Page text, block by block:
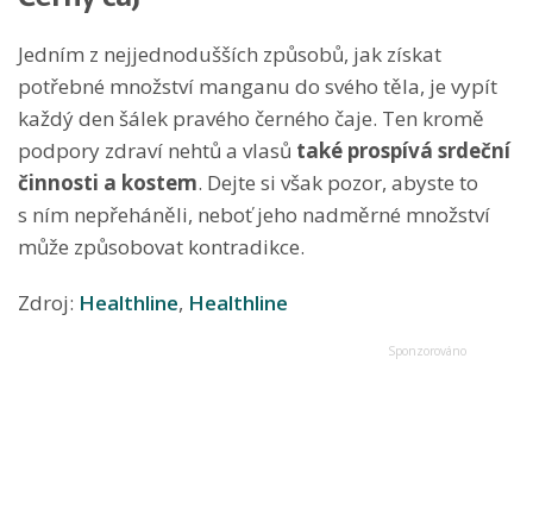
Jedním z nejjednodušších způsobů, jak získat
potřebné množství manganu do svého těla, je vypít
každý den šálek pravého černého čaje. Ten kromě
podpory zdraví nehtů a vlasů také prospívá srdeční
činnosti a kostem. Dejte si však pozor, abyste to
s ním nepřeháněli, neboť jeho nadměrné množství
může způsobovat kontradikce.
Zdroj: Healthline, Healthline